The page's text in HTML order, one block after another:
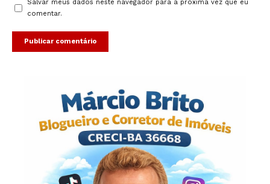
Salvar meus dados neste navegador para a próxima vez que eu
comentar.